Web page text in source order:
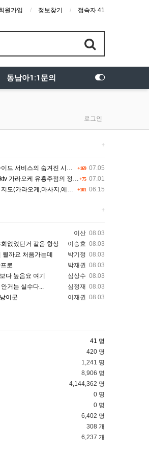
원가입 정보찾기 접속자 41
동남아1:1문의
로그인
+
+169 07.05
의 숨겨진 시스템과 다채로운 인력 풀의 진실
+75 07.01
오케 유흥주점의 정석을 찾고 있다면 여기
+101 06.15
사지,에코걸,토킹바,클럽) 유흥별 가격 및 후기공유
+
이산 08.03
이승효 08.03
없었던거 같음 항상
박기정 08.03
될까요 처음가는데
박재권 08.03
로
심상수 08.03
다 높음요 여기
심정재 08.03
거는 실수다...
이재권 08.03
이군
41 명
420 명
1,241 명
8,906 명
4,144,362 명
0 명
0 명
6,402 명
308 개
6,237 개